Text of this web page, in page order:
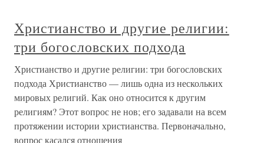
Христианство и другие религии:
три богословских подхода
Христианство и другие религии: три богословских
подхода Христианство — лишь одна из нескольких
мировых религий. Как оно относится к другим
религиям? Этот вопрос не нов; его задавали на всем
протяжении истории христианства. Первоначально,
вопрос касался отношения